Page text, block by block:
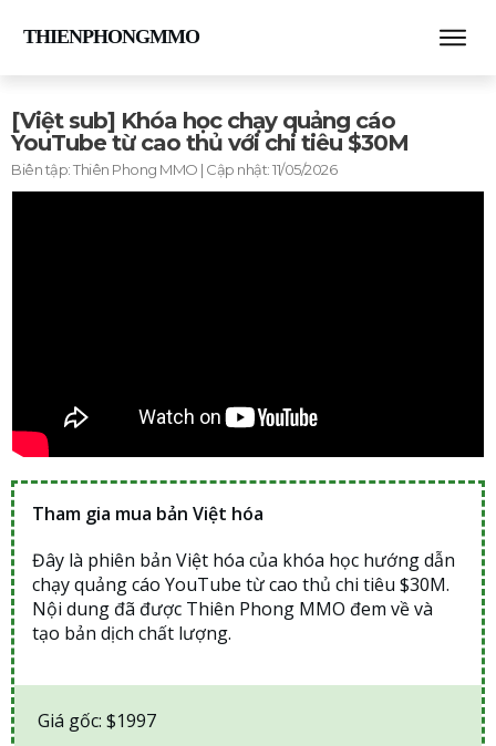
THIENPHONGMMO
[Việt sub] Khóa học chạy quảng cáo
YouTube từ cao thủ với chi tiêu $30M
Biên tập:Thiên Phong MMO | Cập nhật:11/05/2026
Tham gia mua bản Việt hóa
Đây là phiên bản Việt hóa của khóa học hướng dẫn
chạy quảng cáo YouTube từ cao thủ chi tiêu $30M.
Nội dung đã được Thiên Phong MMO đem về và
tạo bản dịch chất lượng.
Giá gốc: $1997